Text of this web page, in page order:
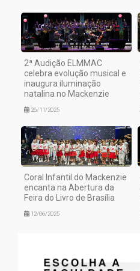
2ª Audição ELMMAC
celebra evolução musical e
inaugura iluminação
natalina no Mackenzie
26/11/2025
Coral Infantil do Mackenzie
encanta na Abertura da
Feira do Livro de Brasília
12/06/2025